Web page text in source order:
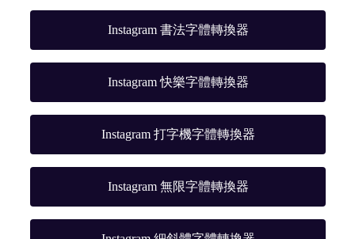
Instagram 書法字體轉換器
Instagram 快樂字體轉換器
Instagram 打字機字體轉換器
Instagram 無限字體轉換器